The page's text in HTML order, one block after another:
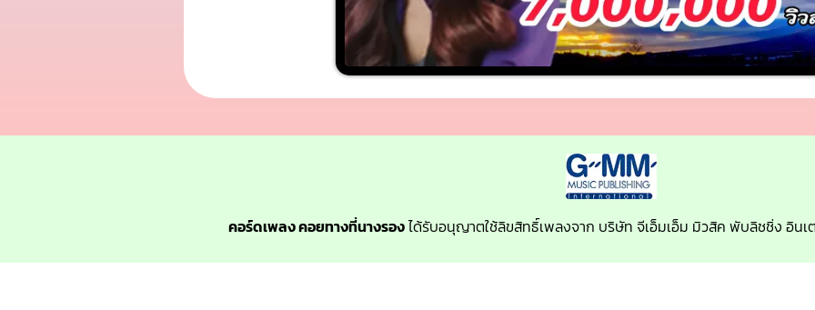
คอร์ดเพลง คอยทางที่นางรองได้รับอนุญาตใช้ลิขสิทธิ์เพลงจาก บริษัท จีเอ็มเอ็ม มิวสิค พับลิชชิ่ง อินเ